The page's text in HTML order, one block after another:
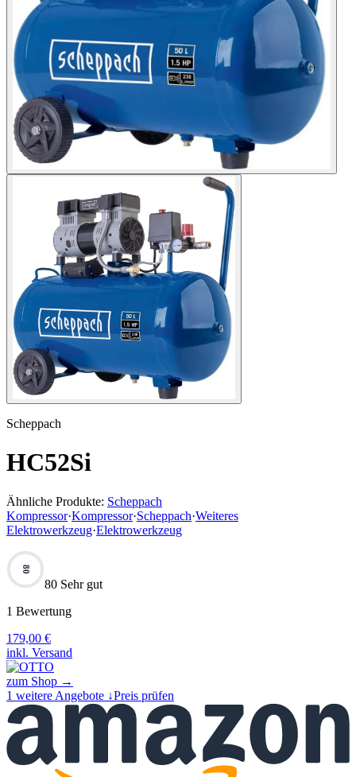
Scheppach
HC52Si
Ähnliche Produkte: Scheppach
Kompressor·Kompressor·Scheppach·Weiteres
Elektrowerkzeug·Elektrowerkzeug
80
80 Sehr gut
1 Bewertung
179,00 €
inkl. Versand
zum Shop →
1 weitere Angebote ↓Preis prüfen